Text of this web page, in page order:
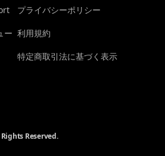
ー
プライバシーポリシー
利用規約
特定商取引法に基づく表示
Reserved.